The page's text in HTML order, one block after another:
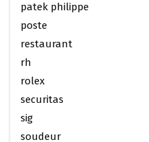
patek philippe
poste
restaurant
rh
rolex
securitas
sig
soudeur